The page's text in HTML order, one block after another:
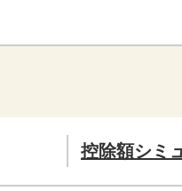
控除額シミ